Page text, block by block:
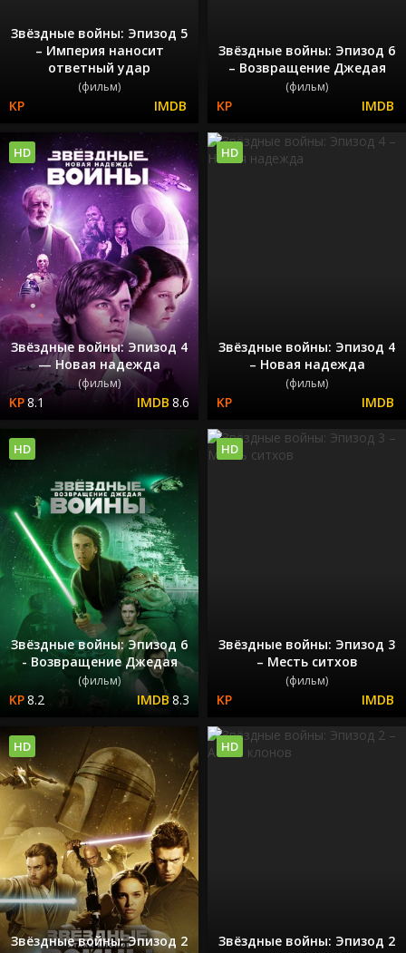
Звёздные войны: Эпизод 5
– Империя наносит
ответный удар
(фильм)
Звёздные войны: Эпизод 6
– Возвращение Джедая
(фильм)
Звёздные войны: Эпизод 4
— Новая надежда
(фильм)
8.1 8.6
HD
Звёздные войны: Эпизод 4
– Новая надежда
(фильм)
HD
Звёздные войны: Эпизод 6
- Возвращение Джедая
(фильм)
8.2 8.3
HD
Звёздные войны: Эпизод 3
– Месть ситхов
(фильм)
HD
Звёздные войны: Эпизод 2
HD
Звёздные войны: Эпизод 2
HD